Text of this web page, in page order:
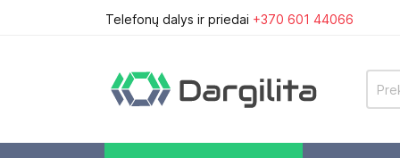
Telefonų dalys ir priedai +370 601 44066